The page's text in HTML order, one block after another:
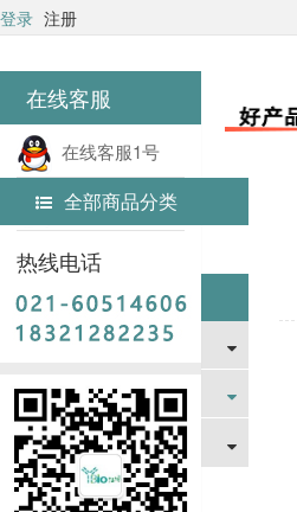
在线客服
在线客服1号
在线客服2号
热线电话
登录 注册
全部商品分类
首页 文章中心
文章中心
新闻资讯
促销活动
技术文章